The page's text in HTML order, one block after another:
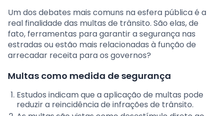
Um dos debates mais comuns na esfera pública é a
real finalidade das multas de trânsito. São elas, de
fato, ferramentas para garantir a segurança nas
estradas ou estão mais relacionadas à função de
arrecadar receita para os governos?
Multas como medida de segurança
Estudos indicam que a aplicação de multas pode
reduzir a reincidência de infrações de trânsito.